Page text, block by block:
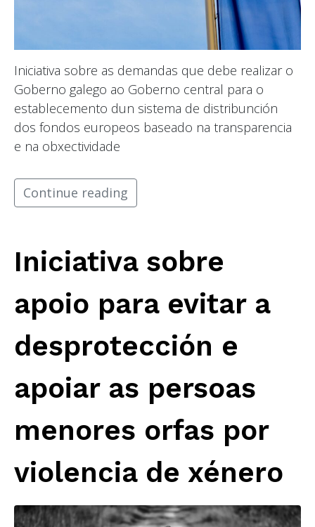
Iniciativa sobre as demandas que debe realizar o
Goberno galego ao Goberno central para o
establecemento dun sistema de distribunción
dos fondos europeos baseado na transparencia
e na obxectividade
Continue reading
Iniciativa sobre
apoio para evitar a
desprotección e
apoiar as persoas
menores orfas por
violencia de xénero